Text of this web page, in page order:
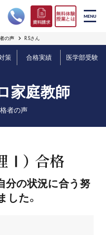
の声 R.Sさん
策 合格実績 医学部受験
家庭教師
者の声
Ⅰ） 合格
分の状況に合う努
した。